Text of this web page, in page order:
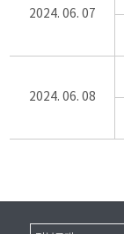
2024. 06. 07
2024. 06. 08